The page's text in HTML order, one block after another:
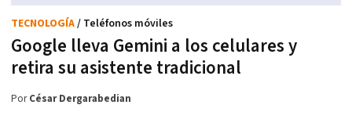
Google lleva Gemini a los celulares y
retira su asistente tradicional
TECNOLOGÍA/ Teléfonos móviles
PorCésar Dergarabedian